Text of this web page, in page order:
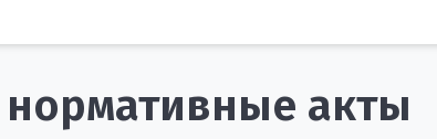
акты